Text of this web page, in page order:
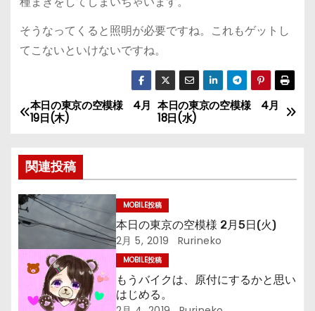
そうなってくると照明が必要ですね。これもゲットし
てこないといけないですね。
投
ナ
ビ
ゲ
ー
シ
本日の東京の空模様 4月
18日(水)
本日の東京の空模様 4月
19日(木)
関連投稿
MOBILE投稿
本日の東京の空模様 2月5日(火)
2月 5, 2019 Rurineko
MOBILE投稿
もうバイクは、原付にするかと思い
はじめる。